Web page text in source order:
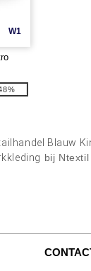
W1
Blauw
bij